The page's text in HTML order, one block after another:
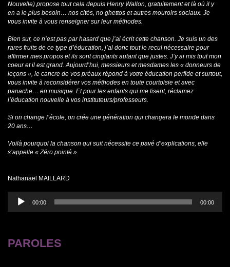
Nouvelle) propose tout cela depuis Henry Wallon, gratuitement et là où il y
en a le plus besoin… nos cités, no ghettos et autres mouroirs sociaux. Je
vous invite à vous renseigner sur leur méthodes.
Bien sur, ce n’est pas par hasard que j’ai écrit cette chanson. Je suis un des
rares fruits de ce type d’éducation, j’ai donc tout le recul nécessaire pour
affirmer mes propos et ils sont cinglants autant que justes. J’y ai mis tout mon
coeur et il est grand.Aujourd’hui, messieurs et mesdames les « donneurs de
leçons », le cancre de vos préaux répond à votre éducation perfide et surtout,
vous invite à reconsidérer vos méthodes en toute courtoisie et avec
panache… en musique. Et pour les enfants qui me lisent, réclamez
l’éducation nouvelle à vos instituteurs/professeurs.
Si on change l’école, on crée une génération qui changera le monde dans
20 ans…
Voilà pourquoi la chanson qui suit nécessite ce pavé d’explications, elle
s’appelle « Zéro pointé ».
Nathanaël MAILLARD
audio
00:00 00:00
PAROLES